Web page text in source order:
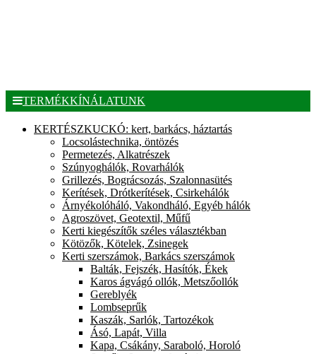
TERMÉKKÍNÁLATUNK
KERTÉSZKUCKÓ: kert, barkács, háztartás
Locsolástechnika, öntözés
Permetezés, Alkatrészek
Szúnyoghálók, Rovarhálók
Grillezés, Bográcsozás, Szalonnasütés
Kerítések, Drótkerítések, Csirkehálók
Árnyékolóháló, Vakondháló, Egyéb hálók
Agroszövet, Geotextil, Műfű
Kerti kiegészítők széles választékban
Kötözők, Kötelek, Zsinegek
Kerti szerszámok, Barkács szerszámok
Balták, Fejszék, Hasítók, Ékek
Karos ágvágó ollók, Metszőollók
Gereblyék
Lombseprűk
Kaszák, Sarlók, Tartozékok
Ásó, Lapát, Villa
Kapa, Csákány, Saraboló, Horoló